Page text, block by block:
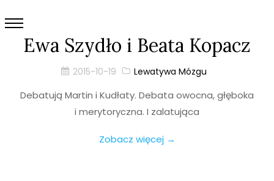
Ewa Szydło i Beata Kopacz
2015-10-19 Lewatywa Mózgu
Debatują Martin i Kudłaty. Debata owocna, głęboka
i merytoryczna. I zalatująca
Zobacz więcej →